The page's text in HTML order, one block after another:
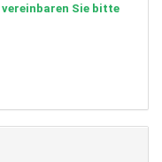
vereinbaren Sie bitte